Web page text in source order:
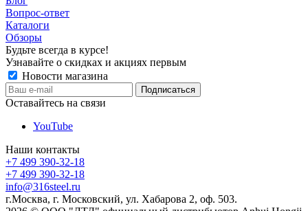
Вопрос-ответ
Каталоги
Обзоры
Будьте всегда в курсе!
Узнавайте о скидках и акциях первым
Новости магазина
Оставайтесь на связи
YouTube
Наши контакты
+7 499 390-32-18
+7 499 390-32-18
info@316steel.ru
г.Москва, г. Московский, ул. Хабарова 2, оф. 503.